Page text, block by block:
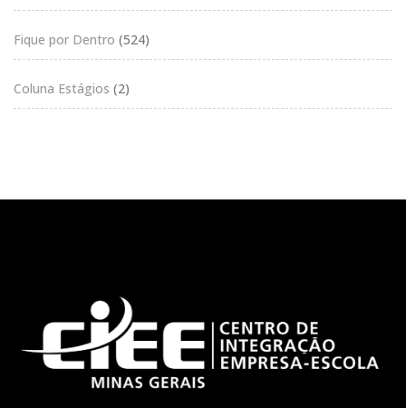
Fique por Dentro (524)
Coluna Estágios (2)